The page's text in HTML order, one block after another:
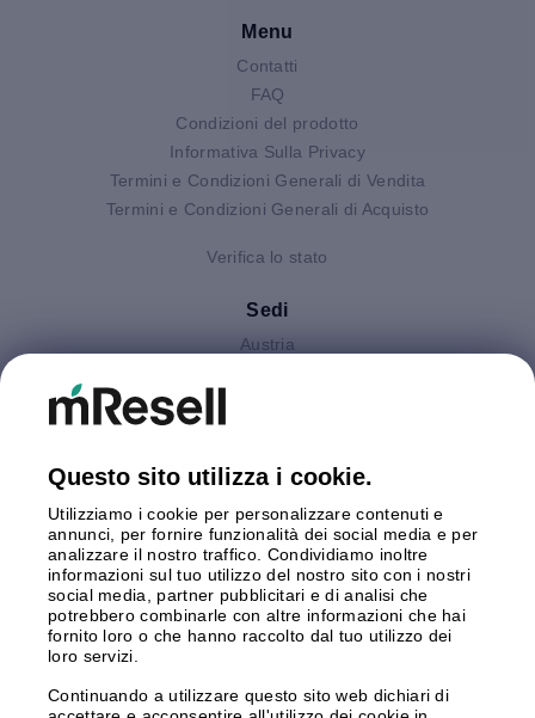
Menu
Contatti
FAQ
Condizioni del prodotto
Informativa Sulla Privacy
Termini e Condizioni Generali di Vendita
Termini e Condizioni Generali di Acquisto
Verifica lo stato
Sedi
Austria
Gran Bretagna
Olanda
Polonia
Spagna
Svezia
Pagamento
Questo sito utilizza i cookie.
Utilizziamo i cookie per personalizzare contenuti e
annunci, per fornire funzionalità dei social media e per
analizzare il nostro traffico. Condividiamo inoltre
informazioni sul tuo utilizzo del nostro sito con i nostri
social media, partner pubblicitari e di analisi che
potrebbero combinarle con altre informazioni che hai
fornito loro o che hanno raccolto dal tuo utilizzo dei
loro servizi.
Continuando a utilizzare questo sito web dichiari di